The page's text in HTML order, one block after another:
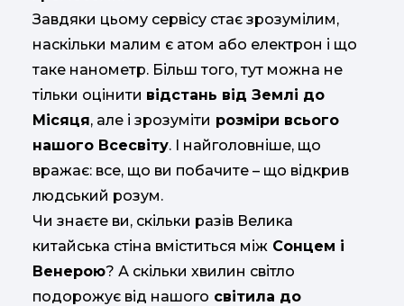
Завдяки цьому сервісу стає зрозумілим,
наскільки малим є атом або електрон і що
таке нанометр. Більш того, тут можна не
тільки оцінити відстань від Землі до
Місяця, але і зрозуміти розміри всього
нашого Всесвіту. І найголовніше, що
вражає: все, що ви побачите – що відкрив
людський розум.
Чи знаєте ви, скільки разів Велика
китайська стіна вміститься між Сонцем і
Венерою? А скільки хвилин світло
подорожує від нашого світила до